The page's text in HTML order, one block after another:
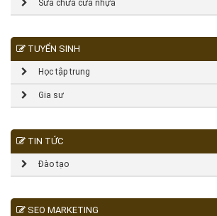
Sửa chữa cửa nhựa
TUYỂN SINH
Học tập trung
Gia sư
TIN TỨC
Đào tạo
SEO MARKETING